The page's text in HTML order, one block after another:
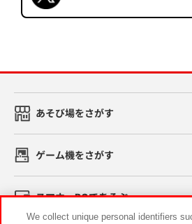
あそび場をさがす
ゲーム機をさがす
スマホ・PCであそぶ
We collect unique personal identifiers